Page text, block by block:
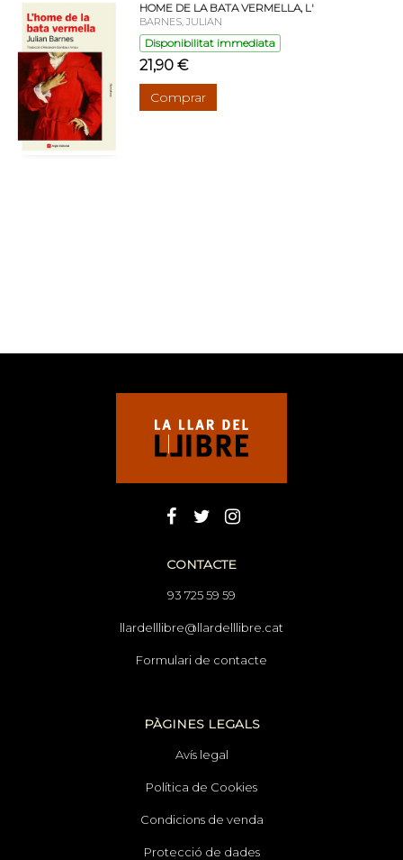
HOME DE LA BATA VERMELLA, L'
BARNES, JULIAN
Disponibilitat immediata
21,90 €
Comprar
CONTACTE
93 725 59 59
llardelllibre@llardelllibre.cat
Formulari de contacte
PÀGINES LEGALS
Avís legal
Política de Cookies
Condicions de venda
Protecció de dades